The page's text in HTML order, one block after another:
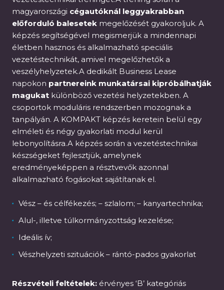
magyarországi cégautóknál leggyakrabban
előforduló balesetek megelőzését gyakoroljuk. A
képzés segítségével megismerjük a mindennapi
életben hasznos és alkalmazható speciális
vezetéstechnikát, amivel megelőzhetők a
veszélyhelyzetek.A dedikált Business Lease
napokon partnereink munkatársai kipróbálhatják
magukat különböző vezetési helyzetekben. A
csoportok moduláris rendszerben mozognak a
tanpályán. A KOMPAKT képzés keretein belül egy
elméleti és négy gyakorlati modul kerül
lebonyolításra.A képzés során a vezetéstechnikai
készségeket fejlesztjük, amelynek
eredményeképpen a résztvevők azonnal
alkalmazható fogásokat sajátítanak el.
Vész – és célfékezés; – szlalom; – kanyartechnika;
Alul-, illetve túlkormányzottság kezelése;
Ideális ív;
Vészhelyzeti szituációk – rántó-pados gyakorlat
Részvételi feltételek: érvényes ‘B’ kategóriás